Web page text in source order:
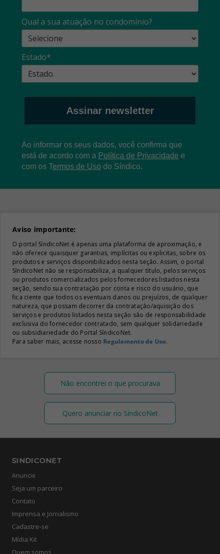
Qual a sua atuação no condomínio?
Estado*
Assinar newsletter
Ao informar os seus dados, você confirma que
está de acordo com a Política de Privacidade e
com os Termos de Uso do Síndico.
Aviso importante:
O portal SíndicoNet é apenas uma plataforma de aproximação, e
não oferece quaisquer garantias, implícitas ou explicitas, sobre os
produtos e serviços disponibilizados nesta seção. Assim, o portal
SíndicoNet não se responsabiliza, a qualquer título, pelos serviços
ou produtos comercializados pelos fornecedores listados nesta
seção, sendo sua contratação por conta e risco do usuário, que
fica ciente que todos os eventuais danos ou prejuízos, de qualquer
natureza, que possam decorrer da contratação/aquisição dos
serviços e produtos listados nesta seção são de responsabilidade
exclusiva do fornecedor contratado, sem qualquer solidariedade
ou subsidiariedade do Portal SíndicoNet.
Para saber mais, acesse nosso Regulamento de Uso.
Não encontrei o que procurava
Quero anunciar no SíndicoNet
SINDICONET
Anuncie
Seja um parceiro
Contato
Imprensa e Jornalismo
Cadastre-se
Mídia Kit
Quem somos